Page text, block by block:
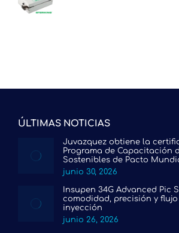
ÚLTIMAS NOTICIAS
Juvazquez obtiene la
Programa de Capacitación
Sostenibles de Pacto
junio 30, 2026
Insupen 34G Advanced Pic
comodidad, precisión y
inyección
junio 26, 2026